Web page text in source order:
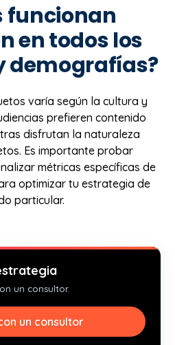
funcionan
en todos los
demografías?
varía según la cultura y
prefieren contenido
disfrutan la naturaleza
Es importante probar
métricas específicas de
optimizar tu estrategia de
particular.
un consultor.
un consultor